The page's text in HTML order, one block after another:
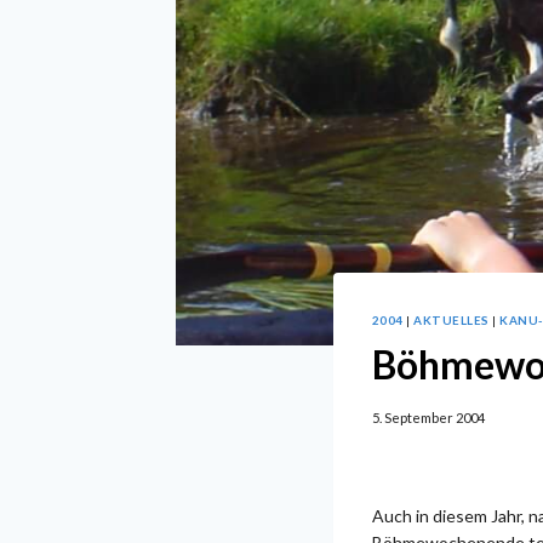
2004 |AKTUELLES |
5. September 2004
Auch in diesem Jahr,